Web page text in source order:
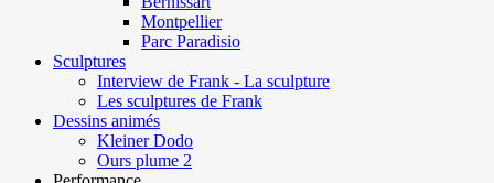
Montpellier
Parc Paradisio
Sculptures
Interview de Frank - La sculpture
Les sculptures de Frank
Dessins animés
Kleiner Dodo
Ours plume 2